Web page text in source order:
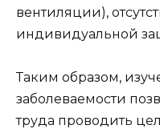
вентиляции),
индивидуальной
Таким образом,
заболеваемости
труда проводить